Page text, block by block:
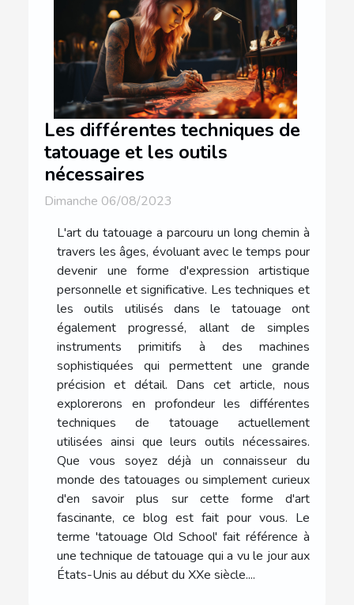
Les différentes techniques de
tatouage et les outils
nécessaires
Dimanche 06/08/2023
L'art du tatouage a parcouru un long chemin à
travers les âges, évoluant avec le temps pour
devenir une forme d'expression artistique
personnelle et significative. Les techniques et
les outils utilisés dans le tatouage ont
également progressé, allant de simples
instruments primitifs à des machines
sophistiquées qui permettent une grande
précision et détail. Dans cet article, nous
explorerons en profondeur les différentes
techniques de tatouage actuellement
utilisées ainsi que leurs outils nécessaires.
Que vous soyez déjà un connaisseur du
monde des tatouages ou simplement curieux
d'en savoir plus sur cette forme d'art
fascinante, ce blog est fait pour vous. Le
terme 'tatouage Old School' fait référence à
une technique de tatouage qui a vu le jour aux
États-Unis au début du XXe siècle....